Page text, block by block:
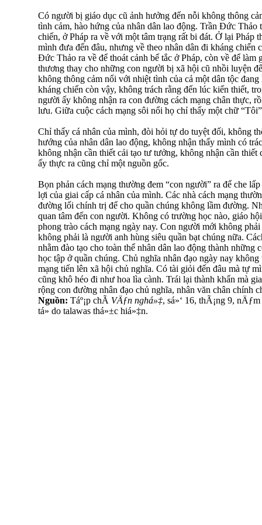
Có người bị giáo dục cũ ảnh hưởng đến nỗi không thông
tình cảm, hào hứng của nhân dân lao động. Trần Đức Thảo
chiến, ở Pháp ra về với một tâm trạng rất bi đát. Ở lại Pháp
mình đưa đến đâu, nhưng về theo nhân dân đi kháng chiến
Đức Thảo ra về để thoát cảnh bế tắc ở Pháp, còn về để
thương thay cho những con người bị xã hội cũ nhồi luyện
không thông cảm nổi với nhiệt tình của cả một dân tộc
kháng chiến còn vậy, không trách rằng đến lúc kiến thiết,
người ấy không nhận ra con đường cách mạng chân thực,
lưu. Giữa cuộc cách mạng sôi nổi họ chỉ thấy một chữ
Chỉ thấy cá nhân của mình, đòi hỏi tự do tuyệt đối, không
hướng của nhân dân lao động, không nhận thấy mình có
không nhận cần thiết cải tạo tư tưởng, không nhận cần thiết
ấy thực ra cũng chỉ một nguồn gốc.
Bọn phản cách mạng thường đem “con người” ra để che
lợi của giai cấp cá nhân của mình. Các nhà cách mạng
đường lối chính trị để cho quần chúng không lầm đường.
quan tâm đến con người. Không có trường học nào, giáo
phong trào cách mạng ngày nay. Con người mới không
không phải là người anh hùng siêu quần bạt chúng nữa.
nhằm đào tạo cho toàn thể nhân dân lao động thành những
học tập ở quần chúng. Chủ nghĩa nhân đạo ngày nay
mạng tiến lên xã hội chủ nghĩa. Có tài giỏi đến đâu mà tự
cũng khô héo đi như hoa lìa cành. Trái lại thành khẩn mà
rộng con đường nhân đạo chủ nghĩa, nhân văn chân chính
Nguồn: Táº¡p chÃ­ VÄƒn nghá»‡, sá»‘ 16, thÃ¡ng 9,
tá»­ do talawas thá»±c hiá»‡n.